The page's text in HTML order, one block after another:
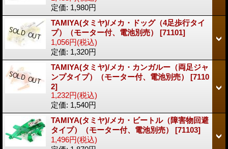
定価: 1,980円
TAMIYA(タミヤ)/メカ・ドッグ（4足歩行タイ
プ）（モーター付、電池別売） [71101]
1,056円(税込)
定価: 1,320円
TAMIYA(タミヤ)/メカ・カンガルー（両足ジャ
ンプタイプ）（モーター付、電池別売） [7110
2]
1,232円(税込)
定価: 1,540円
TAMIYA(タミヤ)/メカ・ビートル（障害物回避
タイプ）（モーター付、電池別売） [71103]
1,496円(税込)